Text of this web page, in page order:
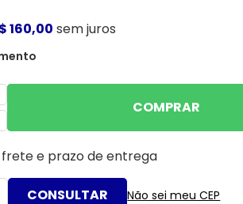
160,00 sem juros
COMPRAR
e prazo de entrega
Não sei meu CEP